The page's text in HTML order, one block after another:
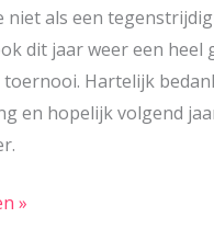
niet als een
dit jaar weer een heel
toernooi. Hartelijk
en hopelijk volgend
»